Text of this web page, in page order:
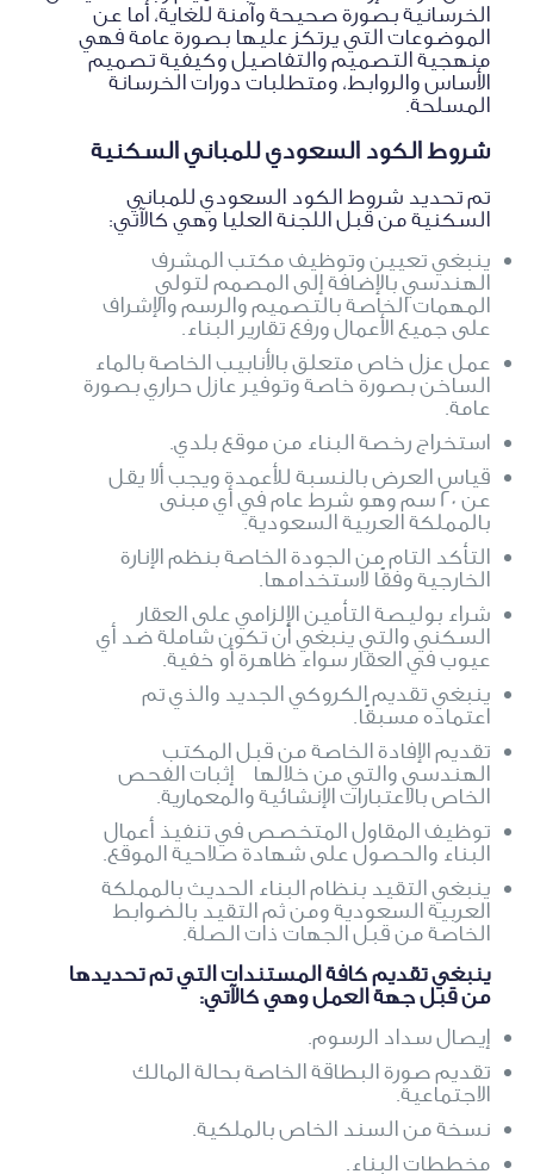
الخرسانية بصورة صحيحة وآمنة للغاية، أما عن
الموضوعات التي يرتكز عليها بصورة عامة فهي
منهجية التصميم والتفاصيل وكيفية تصميم
الأساس والروابط، ومتطلبات دورات الخرسانة
المسلحة.
شروط الكود السعودي للمباني السكنية
تم تحديد شروط الكود السعودي للمباني
السكنية من قبل اللجنة العليا وهي كالآتي:
ينبغي تعيين وتوظيف مكتب المشرف
الهندسي بالإضافة إلى المصمم لتولي
المهمات الخاصة بالتصميم والرسم والإشراف
على جميع الأعمال ورفع تقارير البناء.
عمل عزل خاص متعلق بالأنابيب الخاصة بالماء
الساخن بصورة خاصة وتوفير عازل حراري بصورة
عامة.
استخراج رخصة البناء من موقع بلدي.
قياس العرض بالنسبة للأعمدة ويجب ألا يقل
عن 20 سم وهو شرط عام في أي مبنى
بالمملكة العربية السعودية.
التأكد التام من الجودة الخاصة بنظم الإنارة
الخارجية وفقًا لاستخدامها.
شراء بوليصة التأمين الإلزامي على العقار
السكني والتي ينبغي أن تكون شاملة ضد أي
عيوب في العقار سواء ظاهرة أو خفية.
ينبغي تقديم الكروكي الجديد والذي تم
اعتماده مسبقًا.
تقديم الإفادة الخاصة من قبل المكتب
الهندسي والتي من خلالها إثبات الفحص
الخاص بالاعتبارات الإنشائية والمعمارية.
توظيف المقاول المتخصص في تنفيذ أعمال
البناء والحصول على شهادة صلاحية الموقع.
ينبغي التقيد بنظام البناء الحديث بالمملكة
العربية السعودية ومن ثم التقيد بالضوابط
الخاصة من قبل الجهات ذات الصلة.
ينبغي تقديم كافة المستندات التي تم تحديدها
من قبل جهة العمل وهي كالآتي:
إيصال سداد الرسوم.
تقديم صورة البطاقة الخاصة بحالة المالك
الاجتماعية.
نسخة من السند الخاص بالملكية.
مخططات البناء.